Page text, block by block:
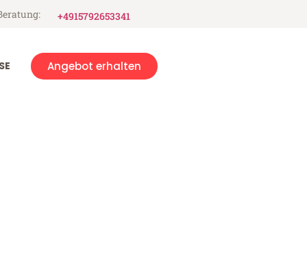
+4915792653341
Angebot erhalten